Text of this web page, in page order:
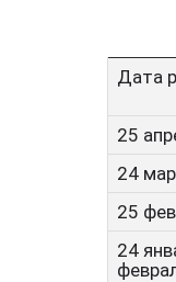
Дата
25
24
25
24